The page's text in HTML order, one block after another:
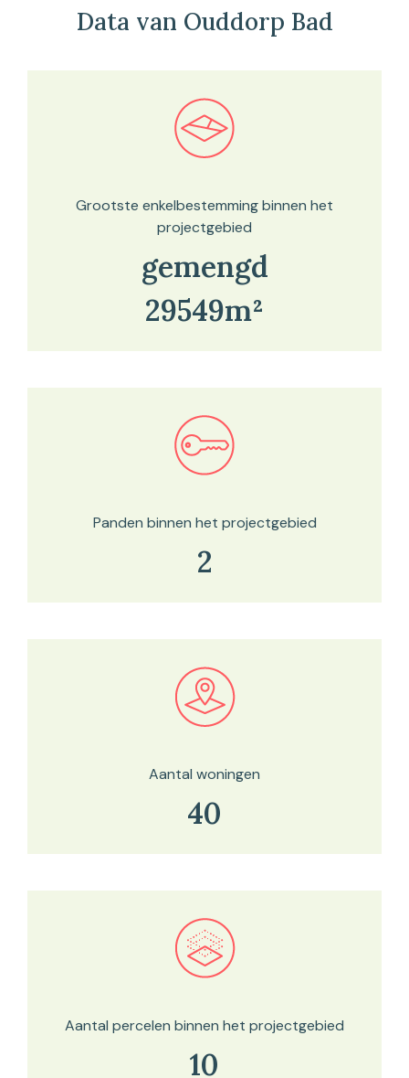
Data van Ouddorp Bad
Bekijk in onze kaartviewer
Grootste enkelbestemming binnen het
projectgebied
gemengd
29549m²
Bekijk in onze kaartviewer
Panden binnen het projectgebied
2
Bekijk in onze kaartviewer
Aantal woningen
40
Bekijk in onze kaartviewer
Aantal percelen binnen het projectgebied
10